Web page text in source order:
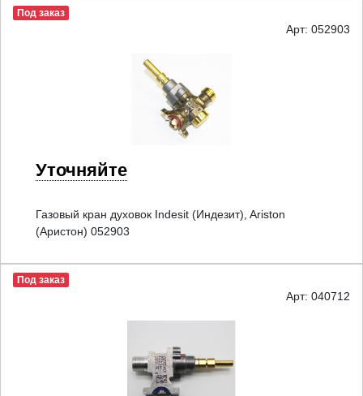
Под заказ
Арт: 052903
Уточняйте
Газовый кран духовок Indesit (Индезит), Ariston
(Аристон) 052903
Под заказ
Арт: 040712